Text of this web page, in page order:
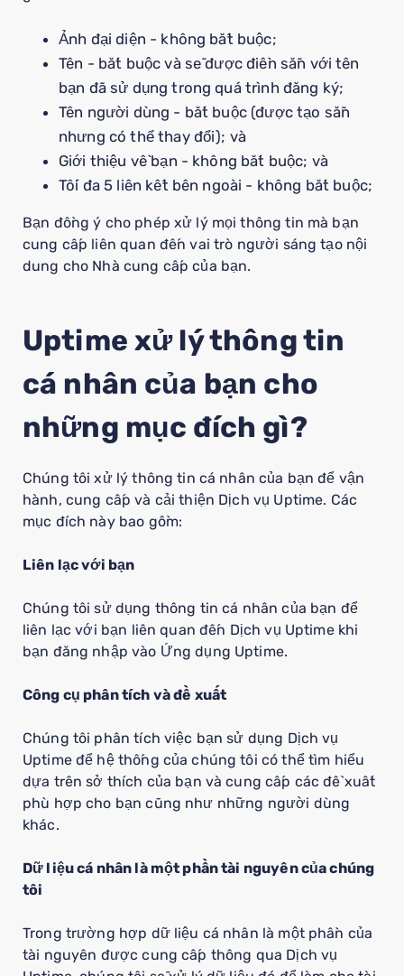
Ảnh đại diện - không bắt buộc;
Tên - bắt buộc và sẽ được điền sẵn với tên
bạn đã sử dụng trong quá trình đăng ký;
Tên người dùng - bắt buộc (được tạo sẵn
nhưng có thể thay đổi); và
Giới thiệu về bạn - không bắt buộc; và
Tối đa 5 liên kết bên ngoài - không bắt buộc;
Bạn đồng ý cho phép xử lý mọi thông tin mà bạn
cung cấp liên quan đến vai trò người sáng tạo nội
dung cho Nhà cung cấp của bạn.
Uptime xử lý thông tin
cá nhân của bạn cho
những mục đích gì?
Chúng tôi xử lý thông tin cá nhân của bạn để vận
hành, cung cấp và cải thiện Dịch vụ Uptime. Các
mục đích này bao gồm:
Liên lạc với bạn
Chúng tôi sử dụng thông tin cá nhân của bạn để
liên lạc với bạn liên quan đến Dịch vụ Uptime khi
bạn đăng nhập vào Ứng dụng Uptime.
Công cụ phân tích và đề xuất
Chúng tôi phân tích việc bạn sử dụng Dịch vụ
Uptime để hệ thống của chúng tôi có thể tìm hiểu
dựa trên sở thích của bạn và cung cấp các đề xuất
phù hợp cho bạn cũng như những người dùng
khác.
Dữ liệu cá nhân là một phần tài nguyên của chúng
tôi
Trong trường hợp dữ liệu cá nhân là một phần của
tài nguyên được cung cấp thông qua Dịch vụ